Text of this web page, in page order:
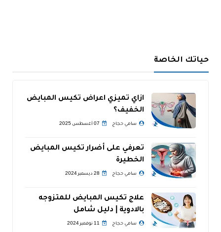
حياتك الخاصة
ازاي تميزي اعراض تكيس المبايض
الخفيف؟
سامي حجاج 07 أغسطس 2025
تعرفي على أضرار تكيس المبايض
الخطيرة
سامي حجاج 28 ديسمبر 2024
علاج تكيس المبايض للمتزوجه
بالادوية | دليل شامل
سامي حجاج 11 نوفمبر 2024